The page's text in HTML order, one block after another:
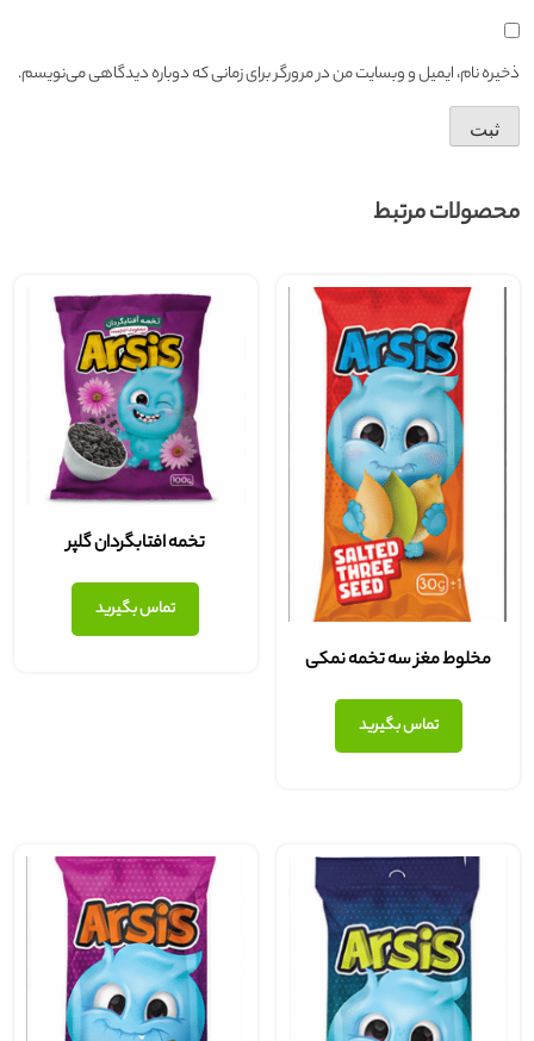
ذخیره نام، ایمیل و وبسایت من در مرورگر برای زمانی که دوباره دیدگاهی می‌نویسم.
محصولات مرتبط
مخلوط مغز سه تخمه نمکی
تماس بگیرید
تخمه افتابگردان گلپر
تماس بگیرید